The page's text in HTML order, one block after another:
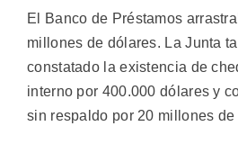
El Banco de Préstamos
millones de dólares. La Junta
constatado la existencia de
interno por 400.000 dólares y
sin respaldo por 20 millones de